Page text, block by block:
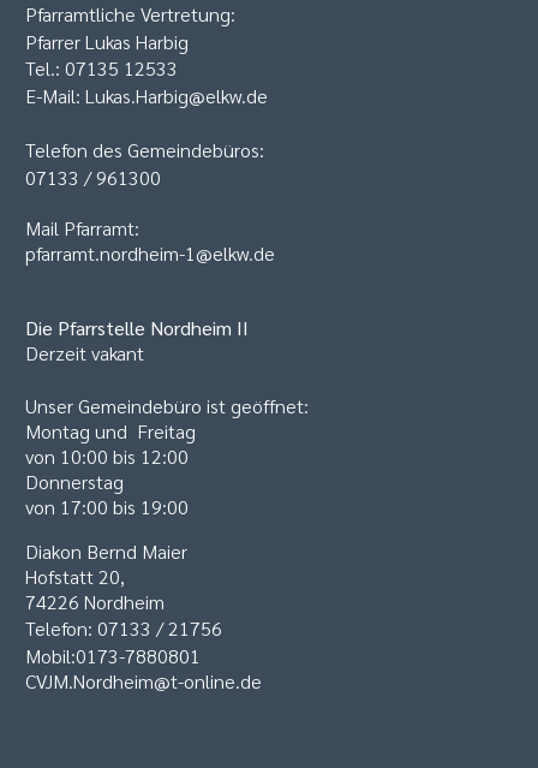
Pfarramtliche Vertretung:
Pfarrer Lukas Harbig
Tel.: 07135 12533
E-Mail: Lukas.Harbig@elkw.de
Telefon des Gemeindebüros:
07133 / 961300
Mail Pfarramt:
pfarramt.nordheim-1@elkw.de
Die Pfarrstelle Nordheim II
Derzeit vakant
Unser Gemeindebüro ist geöffnet:
Montag und Freitag
von 10:00 bis 12:00
Donnerstag
von 17:00 bis 19:00
Diakon Bernd Maier
Hofstatt 20,
74226 Nordheim
Telefon: 07133 / 21756
Mobil:0173-7880801
CVJM.Nordheim@t-online.de